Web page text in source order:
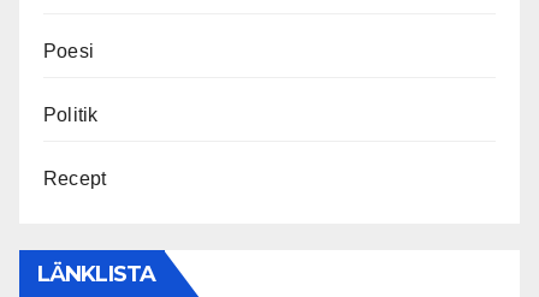
Poesi
Politik
Recept
LÄNKLISTA